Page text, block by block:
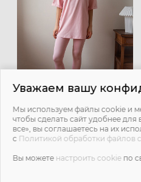
Легинсы с мягким поясом -
нежно-розовый
1 500 ₽ 2 900 ₽
Уважаем вашу
Мы используем файлы cookie и
чтобы сделать сайт удобнее
все», вы соглашаетесь на их
с Политикой обработки файлов
Вы можете настроить cookie по